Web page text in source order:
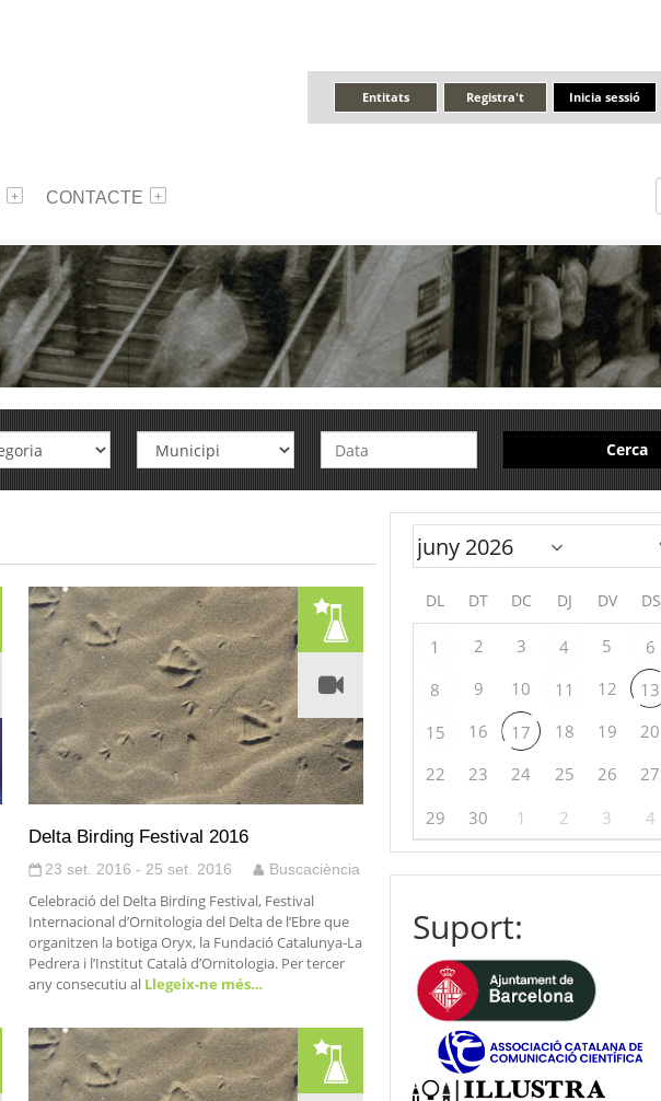
Inicia sessió
Registra't
Entitats
CONTACTE
Cerca
Delta Birding Festival 2016
23 set. 2016 - 25 set. 2016 Buscaciència
Celebració del Delta Birding Festival, Festival
Internacional d’Ornitologia del Delta de l’Ebre que
organitzen la botiga Oryx, la Fundació Catalunya-La
Pedrera i l’Institut Català d’Ornitologia. Per tercer
any consecutiu alLlegeix-ne més…
DL DT DC DJ DV DS
1 2 3 4 5 6
8 9 10 11 12 13
15
16 17 18 19 20
22
23 24 25 26 27
29
30 1 2 3 4
Suport: